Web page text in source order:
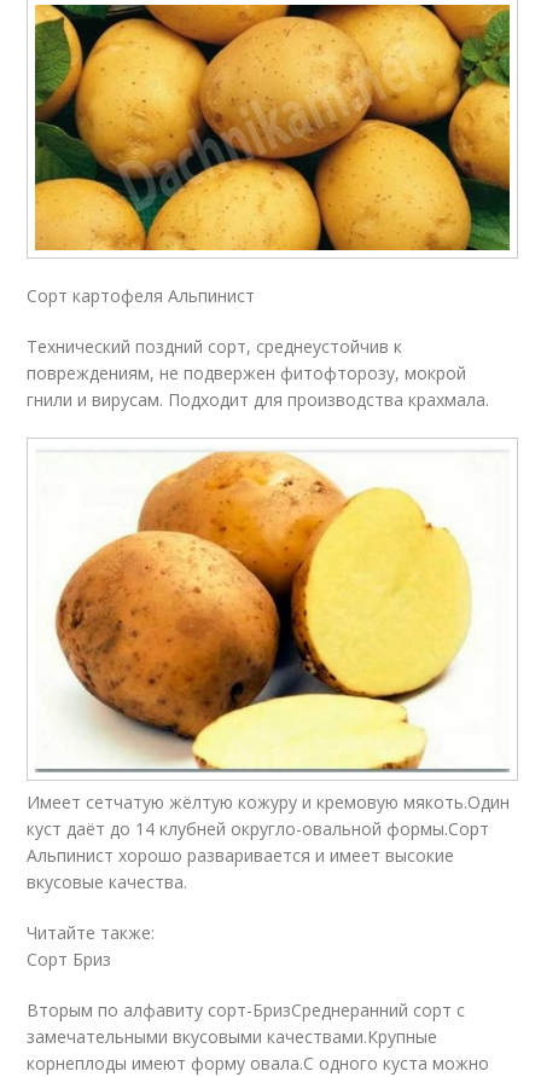
Сорт картофеля Альпинист
Технический поздний сорт, среднеустойчив к
повреждениям, не подвержен фитофторозу, мокрой
гнили и вирусам. Подходит для производства крахмала.
Имеет сетчатую жёлтую кожуру и кремовую мякоть.Один
куст даёт до 14 клубней округло-овальной формы.Сорт
Альпинист хорошо разваривается и имеет высокие
вкусовые качества.
Читайте также:
Сорт Бриз
Вторым по алфавиту сорт-БризСреднеранний сорт с
замечательными вкусовыми качествами.Крупные
корнеплоды имеют форму овала.С одного куста можно